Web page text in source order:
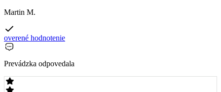
Martin M.
overené hodnotenie
Prevádzka odpovedala